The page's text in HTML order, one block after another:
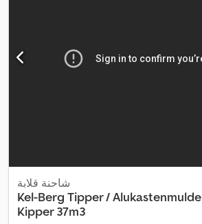
شاحنة قلابة
Kel-Berg Tipper / Alukastenmulde
Kipper 37m3